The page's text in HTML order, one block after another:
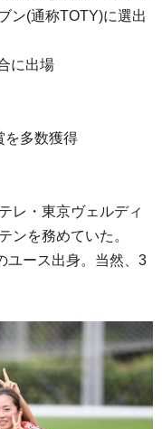
ン(通称TOTY)に選出
に出場
を多数獲得
レ・東京ヴェルディ
ンを務めていた。
ユース出身。当然、3